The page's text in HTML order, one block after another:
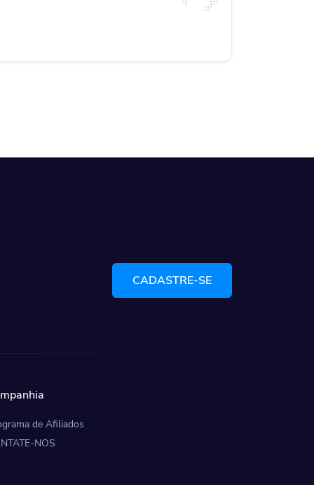
CADASTRE-SE
de Afiliados
NOS